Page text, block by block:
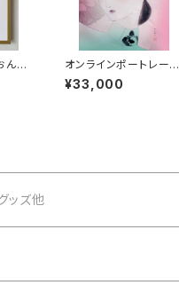
オンラインポートレート
セッション【墨画タイプ】
¥33,000
ッズ他